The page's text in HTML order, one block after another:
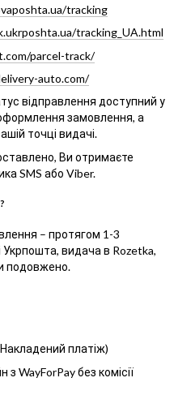
tracking
tracking_UA.html
parcel-track/
auto.com/
відправлення доступний у
замовлення, а
точці видачі.
Ви отримаєте
SMS або Viber.
– протягом 1-3
Укрпошта, видача в Rozetka,
подовжено.
платіж)
WayForPay без комісії